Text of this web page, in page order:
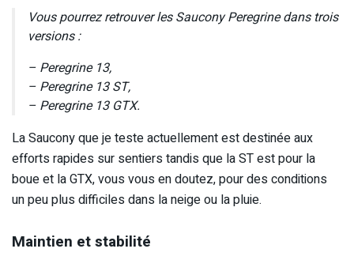
Vous pourrez retrouver les Saucony Peregrine dans trois
versions :
– Peregrine 13,
– Peregrine 13 ST,
– Peregrine 13 GTX.
La Saucony que je teste actuellement est destinée aux
efforts rapides sur sentiers tandis que la ST est pour la
boue et la GTX, vous vous en doutez, pour des conditions
un peu plus difficiles dans la neige ou la pluie.
Maintien et stabilité